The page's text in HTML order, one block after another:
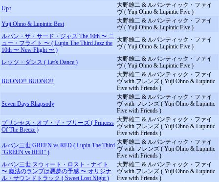
Up↑
大野雄二 & ルパンティック・ファイ
ヴ ( Yuji Ohno & Lupintic Five )
Yuji Ohno & Lupintic Best
大野雄二 & ルパンティック・ファイ
ヴ ( Yuji Ohno & Lupintic Five )
ルパン・ザ・サード・ジャズ The 10th 〜 ニ
ュー・フライト 〜 ( Lupin The Third Jazz the
10th 〜 New Flight 〜 )
大野雄二 & ルパンティック・ファイ
ヴ ( Yuji Ohno & Lupintic Five )
レッツ・ダンス ( Let's Dance )
大野雄二 & ルパンティック・ファイ
ヴ ( Yuji Ohno & Lupintic Five )
BUONO!! BUONO!!
大野雄二 & ルパンティック・ファイ
ヴ with フレンズ ( Yuji Ohno & Lupintic
Five with Friends )
Seven Days Rhapsody
大野雄二 & ルパンティック・ファイ
ヴ with フレンズ ( Yuji Ohno & Lupintic
Five with Friends )
プリンセス・オブ・ザ・ブリーズ ( Princess
Of The Breeze )
大野雄二 & ルパンティック・ファイ
ヴ with フレンズ ( Yuji Ohno & Lupintic
Five with Friends )
ルパン三世 GREEN vs RED ( Lupin The Third
"GREEN vs RED" )
大野雄二 & ルパンティック・ファイ
ヴ with フレンズ ( Yuji Ohno & Lupintic
Five with Friends )
ルパン三世 スウィート・ロスト・ナイト
〜 魔法のランプは悪夢の予感 〜 オリジナ
ル・サウンドトラック ( Sweet Lost Night )
大野雄二 & ルパンティック・ファイ
ヴ with フレンズ ( Yuji Ohno & Lupintic
Five with Friends )